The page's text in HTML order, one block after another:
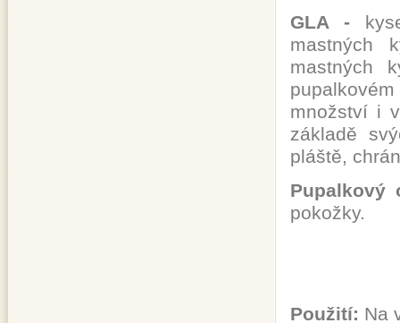
GLA -
mastných
mastných
množství i
základě
pláště,
pokožky.
Použití: Na